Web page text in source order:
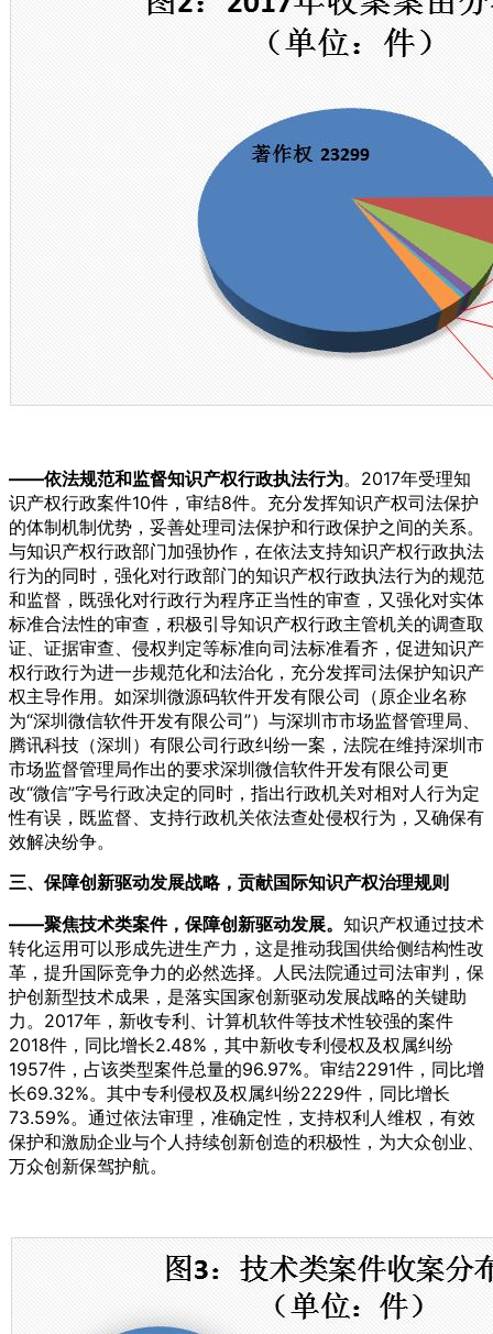
——依法规范和监督知识产权行政执法行为。2017年受理知
识产权行政案件10件，审结8件。充分发挥知识产权司法保护
的体制机制优势，妥善处理司法保护和行政保护之间的关系。
与知识产权行政部门加强协作，在依法支持知识产权行政执法
行为的同时，强化对行政部门的知识产权行政执法行为的规范
和监督，既强化对行政行为程序正当性的审查，又强化对实体
标准合法性的审查，积极引导知识产权行政主管机关的调查取
证、证据审查、侵权判定等标准向司法标准看齐，促进知识产
权行政行为进一步规范化和法治化，充分发挥司法保护知识产
权主导作用。如深圳微源码软件开发有限公司（原企业名称
为“深圳微信软件开发有限公司”）与深圳市市场监督管理局、
腾讯科技（深圳）有限公司行政纠纷一案，法院在维持深圳市
市场监督管理局作出的要求深圳微信软件开发有限公司更
改“微信”字号行政决定的同时，指出行政机关对相对人行为定
性有误，既监督、支持行政机关依法查处侵权行为，又确保有
效解决纷争。
三、保障创新驱动发展战略，贡献国际知识产权治理规则
——聚焦技术类案件，保障创新驱动发展。 知识产权通过技术
转化运用可以形成先进生产力，这是推动我国供给侧结构性改
革，提升国际竞争力的必然选择。人民法院通过司法审判，保
护创新型技术成果，是落实国家创新驱动发展战略的关键助
力。2017年，新收专利、计算机软件等技术性较强的案件
2018件，同比增长2.48%，其中新收专利侵权及权属纠纷
1957件，占该类型案件总量的96.97%。审结2291件，同比增
长69.32%。其中专利侵权及权属纠纷2229件，同比增长
73.59%。通过依法审理，准确定性，支持权利人维权，有效
保护和激励企业与个人持续创新创造的积极性，为大众创业、
万众创新保驾护航。